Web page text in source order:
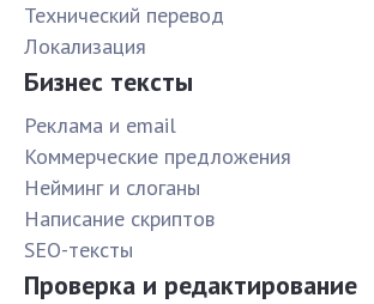
Технический перевод
Локализация
Бизнес тексты
Реклама и email
Коммерческие предложения
Нейминг и слоганы
Написание скриптов
SEO-тексты
Проверка и редактирование